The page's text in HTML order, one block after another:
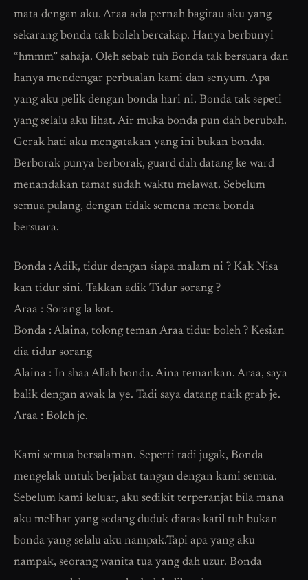
mata dengan aku. Araa ada pernah bagitau aku yang
sekarang bonda tak boleh bercakap. Hanya berbunyi
“hmmm” sahaja. Oleh sebab tuh Bonda tak bersuara dan
hanya mendengar perbualan kami dan senyum. Apa
yang aku pelik dengan bonda hari ni. Bonda tak sepeti
yang selalu aku lihat. Air muka bonda pun dah berubah.
Gerak hati aku mengatakan yang ini bukan bonda.
Berborak punya berborak, guard dah datang ke ward
menandakan tamat sudah waktu melawat. Sebelum
semua pulang, dengan tidak semena mena bonda
bersuara.
Bonda : Adik, tidur dengan siapa malam ni ? Kak Nisa
kan tidur sini. Takkan adik Tidur sorang ?
Araa : Sorang la kot.
Bonda : Alaina, tolong teman Araa tidur boleh ? Kesian
dia tidur sorang
Alaina : In shaa Allah bonda. Aina temankan. Araa, saya
balik dengan awak la ye. Tadi saya datang naik grab je.
Araa : Boleh je.
Kami semua bersalaman. Seperti tadi jugak, Bonda
mengelak untuk berjabat tangan dengan kami semua.
Sebelum kami keluar, aku sedikit terperanjat bila mana
aku melihat yang sedang duduk diatas katil tuh bukan
bonda yang selalu aku nampak.Tapi apa yang aku
nampak, seorang wanita tua yang dah uzur. Bonda